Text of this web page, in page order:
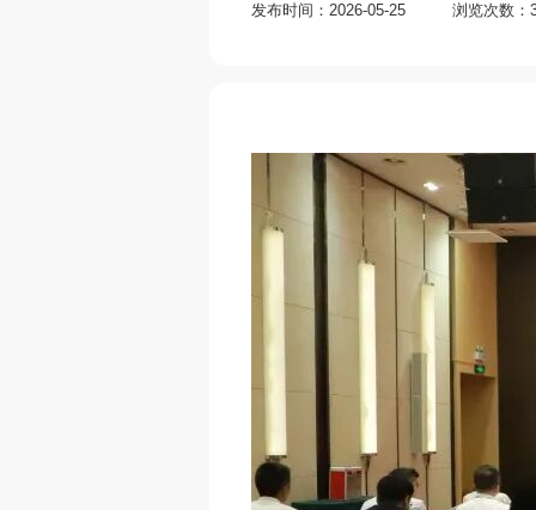
发布时间：2026-05-25 浏览次数：